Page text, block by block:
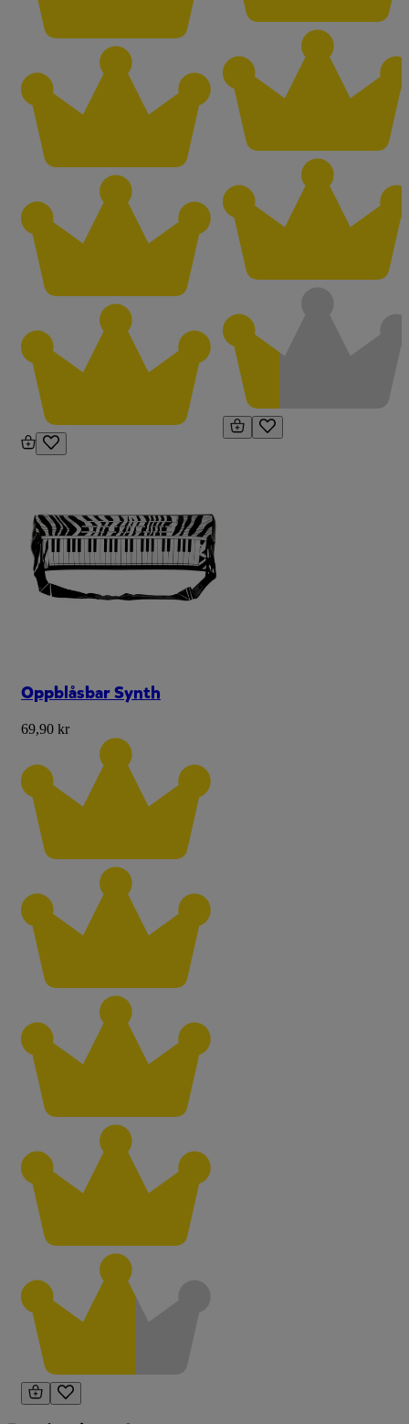
Oppblåsbar Synth
69,90 kr